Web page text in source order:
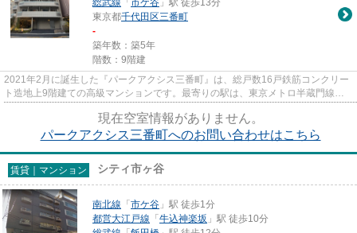
総武線 「 市ケ谷 」駅 徒歩13分
東京都千代田区三番町
-
築年数：築5年
階数：9階建
2021年2月に誕生した『パークアクシス三番町』は、総戸数16戸鉄筋コンクリー
ト造地上9階建ての高級マンションです。最寄りの駅は、東京メトロ半蔵門線
現在空室情報がありません。
パークアクシス三番町へのお問い合わせはこちら
賃貸｜マンション シティ市ヶ谷
南北線 「 市ケ谷 」駅 徒歩1分
都営大江戸線 「 牛込神楽坂 」駅 徒歩10分